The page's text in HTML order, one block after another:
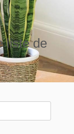
liste de